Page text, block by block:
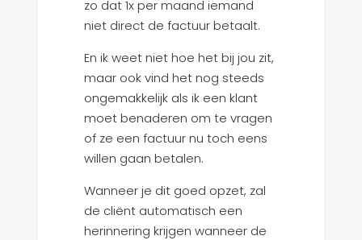
zo dat 1x per maand iemand
niet direct de factuur betaalt.
En ik weet niet hoe het bij jou zit,
maar ook vind het nog steeds
ongemakkelijk als ik een klant
moet benaderen om te vragen
of ze een factuur nu toch eens
willen gaan betalen.
Wanneer je dit goed opzet, zal
de cliënt automatisch een
herinnering krijgen wanneer de